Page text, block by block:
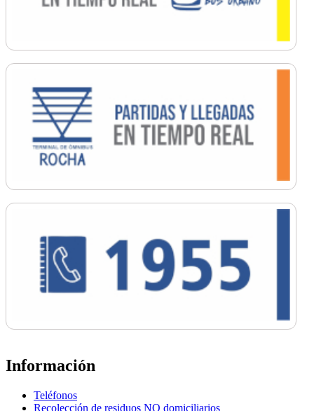
Información
Teléfonos
Recolección de residuos NO domiciliarios